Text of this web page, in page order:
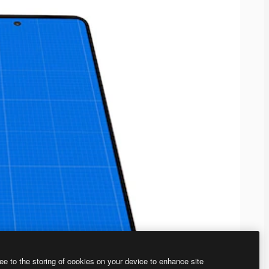
to the storing of cookies on your device to enhance site